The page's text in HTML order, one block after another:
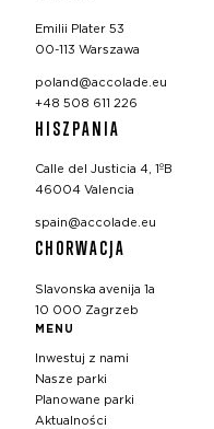
Emilii Plater 53
00-113 Warszawa
poland@accolade.eu
+48 508 611 226
HISZPANIA
Calle del Justicia 4, 1ºB
46004 Valencia
spain@accolade.eu
CHORWACJA
Slavonska avenija 1a
10 000 Zagrzeb
MENU
Inwestuj z nami
Nasze parki
Planowane parki
Aktualności